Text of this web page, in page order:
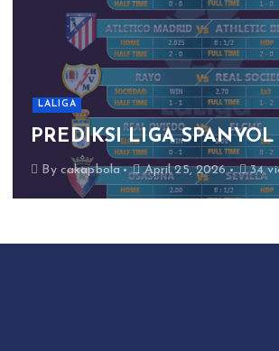
LALIGA
PREDIKSI LIGA SPANYOL
By cakapbola April 25, 2026 34